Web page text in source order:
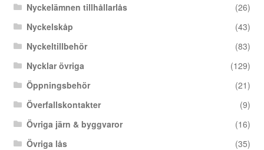
Nyckelämnen tillhållarlås
(26)
Nyckelskåp
(43)
Nyckeltillbehör
(83)
Nycklar övriga
(129)
Öppningsbehör
(21)
Överfallskontakter
(9)
Övriga järn & byggvaror
(16)
Övriga lås
(35)